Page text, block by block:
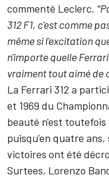
commenté Leclerc.
312 F1, c'est comme
même si l'excitation
n'importe quelle
vraiment tout aimé de
La Ferrari 312 a
et 1969 du
beauté n'est toutefois
puisqu'en quatre
victoires ont été
Surtees, Lorenzo